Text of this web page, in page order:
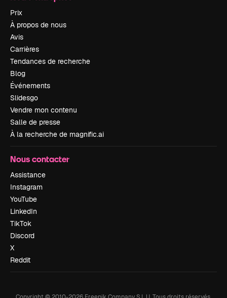
Prix
À propos de nous
Avis
Carrières
Tendances de recherche
Blog
Événements
Slidesgo
Vendre mon contenu
Salle de presse
À la recherche de magnific.ai
Nous contacter
Assistance
Instagram
YouTube
LinkedIn
TikTok
Discord
X
Reddit